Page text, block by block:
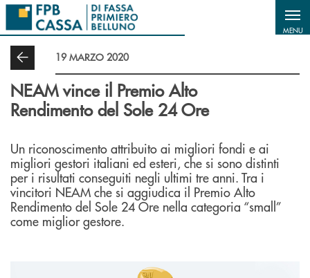
Salta al contenuto principale
MENU
19 MARZO 2020
NEAM vince il Premio Alto
Rendimento del Sole 24 Ore
Un riconoscimento attribuito ai migliori fondi e ai
migliori gestori italiani ed esteri, che si sono distinti
per i risultati conseguiti negli ultimi tre anni. Tra i
vincitori NEAM che si aggiudica il Premio Alto
Rendimento del Sole 24 Ore nella categoria “small”
come miglior gestore.